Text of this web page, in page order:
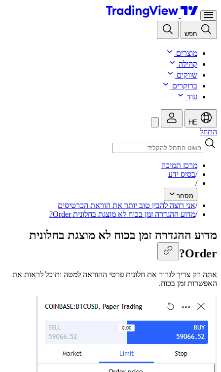
חפש
מוצרים
קהילה
שווקים
ברוקרים
עוד
התחל
מרכז תמיכה
/בסיס ידע
/
מסחר
/אני רוצה להבין טוב יותר את הוראת הכרטיסים
/מדוע ההגדרה זמן בכוח לא מוצגת בחלונית Order?
מדוע ההגדרה זמן בכוח לא מוצגת בחלונית
Order?
אתה רק צריך לגרור את חלונית פרטי ההוראה למטה ותוכל לראות את
האפשרות זמן בכוח.